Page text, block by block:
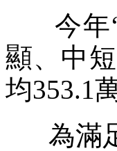
今年“
顯、中
均353.1
為滿足